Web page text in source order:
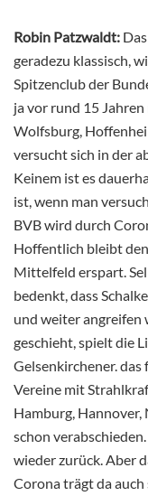
Robin Patzwaldt:
geradezu klassisch,
Spitzenclub der
ja vor rund 15
Wolfsburg,
versucht sich in der
Keinem ist es
ist, wenn man
BVB wird durch
Hoffentlich bleibt
Mittelfeld erspart.
bedenkt, dass
und weiter
geschieht, spielt die
Gelsenkirchener. das
Vereine mit
Hamburg, Hannover,
schon
wieder zurück. Aber
Corona trägt da auch